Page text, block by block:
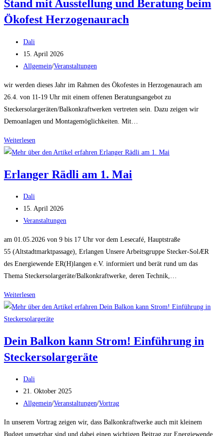
Stand mit Ausstellung und Beratung beim
Ökofest Herzogenaurach
Beitrags-
Autor:
Dali
Beitrag
veröffentlicht:
15. April 2026
Beitrags-
Allgemein/Veranstaltungen
wir werden dieses Jahr im Rahmen des Ökofestes in Herzogenaurach am
26.4. von 11-19 Uhr mit einem offenen Beratungsangebot zu
Steckersolargeräten/Balkonkraftwerken vertreten sein. Dazu zeigen wir
Demoanlagen und Montagemöglichkeiten. Mit…
Weiterlesen
mit
und
Ökofest
Herzogenaurach
Erlanger Rädli am 1. Mai
Beitrags-
Autor:
Dali
Beitrag
veröffentlicht:
15. April 2026
Beitrags-
Veranstaltungen
am 01.05.2026 von 9 bis 17 Uhr vor dem Lesecafé, Hauptstraße
55 (Altstadtmarktpassage), Erlangen Unsere Arbeitsgruppe Stecker-SolÆR
des Energiewende ER(H)langen e.V. informiert und berät rund um das
Thema Steckersolargeräte/Balkonkraftwerke, deren Technik,…
Weiterlesen
Rädli
am
Mai
Dein Balkon kann Strom! Einführung in
Steckersolargeräte
Beitrags-
Autor:
Dali
Beitrag
veröffentlicht:
21. Oktober 2025
Beitrags-
Allgemein/Veranstaltungen/Vortrag
In unserem Vortrag zeigen wir, dass Balkonkraftwerke auch mit kleinem
Budget umsetzbar sind und dabei einen wichtigen Beitrag zur Energiewende